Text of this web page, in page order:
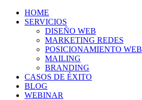
HOME
SERVICIOS
DISEÑO WEB
MARKETING REDES
POSICIONAMIENTO WEB
MAILING
BRANDING
CASOS DE ÉXITO
BLOG
WEBINAR